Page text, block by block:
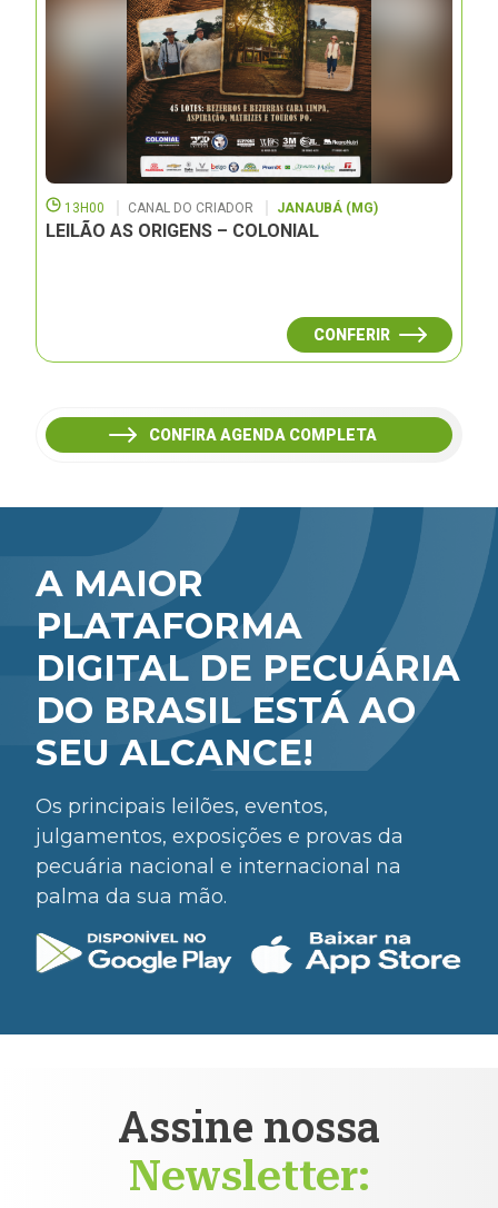
13H00 CANAL DO CRIADOR JANAUBÁ (MG)
LEILÃO AS ORIGENS – COLONIAL
CONFERIR
CONFIRA AGENDA COMPLETA
A MAIOR
PLATAFORMA
DIGITAL DE PECUÁRIA
DO BRASIL ESTÁ AO
SEU ALCANCE!
Os principais leilões, eventos,
julgamentos, exposições e provas da
pecuária nacional e internacional na
palma da sua mão.
Assine nossa
Newsletter: